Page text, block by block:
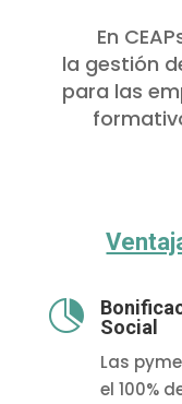
En
la gestión
para las

Social
Las
el 100%